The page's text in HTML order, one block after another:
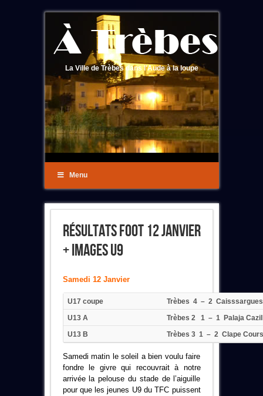
La Ville de Trèbes dans l'Aude à la loupe
Menu
Résultats Foot 12 Janvier
+ Images U9
Samedi 12 Janvier
U17 coupe
Trèbes 4 – 2 Caisssargues
U13 A
Trèbes 2 1 – 1 Palaja
U13 B
Trèbes 3 1 – 2 Clape
Samedi matin le soleil a bien voulu faire
fondre le givre qui recouvrait à notre
arrivée la pelouse du stade de l’aiguille
pour que les jeunes U9 du TFC puissent